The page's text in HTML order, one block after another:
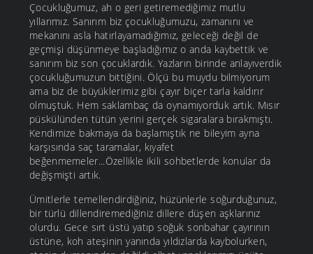
Çocukluğumuz, ah o geri getiremediğimiz mutlu
yıllarımız. Sanırım biz çocukluğumuzu, zamanını ve
mekanını asla hatırlayamadığımız, geleceği değil de
geçmişi düşünmeye başladığımız o anda kaybettik ve
sanırım biz son çocuklardık. Yazların birinde anlayıverdik
çocukluğumuzun bittiğini. Ölçü bu muydu bilmiyorum
ama biz de büyüklerimiz gibi çayır biçer tarla kaldırır
olmuştuk. Hem saklambaç da oynamıyorduk artık. Mısır
püskülünden tütün yerini gerçek sigaralara bırakmıştı.
Kendimize bakmaya da başlamıştık ne bileyim ayna
karşısında saç taramalar, kıyafet
beğenmemeler...Özellikle ikili sohbetlerde konular da
değişmişti artık.
Ümitlerle temellendirdiğiniz, hüzünlerle soğurduğunuz,
bir türlü dillendiremediğiniz dillere düşen aşklarınız
olurdu. Gece sırt üstü yatıp soğuk sonbahar çayırının
üstüne, koh ateşinin yanında yıldızlarda kaybolurken,